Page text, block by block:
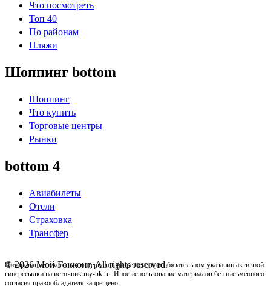
Что посмотреть
Топ 40
По районам
Пляжи
Шоппинг bottom
Шоппинг
Что купить
Торговые центры
Рынки
bottom 4
Авиабилеты
Отели
Страховка
Трансфер
© 2026 Мой Гонконг, All rights reserved.
Цитирование текстовых материалов разрешено при обязательном указании активной
гиперссылки на источник my-hk.ru. Иное использование материалов без письменного
согласия правообладателя запрещено.